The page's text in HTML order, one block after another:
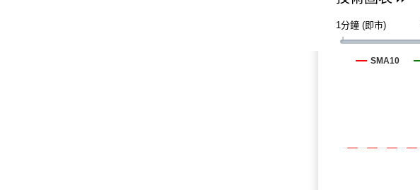
1分鐘 (即市)